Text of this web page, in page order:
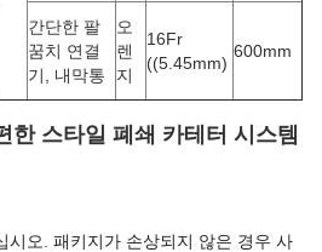
간단한 팔
꿈치 연결
기, 내막통
오
렌
지
16Fr
((5.45mm)
600mm
한 스타일 폐쇄 카테터 시스템
시오. 패키지가 손상되지 않은 경우 사